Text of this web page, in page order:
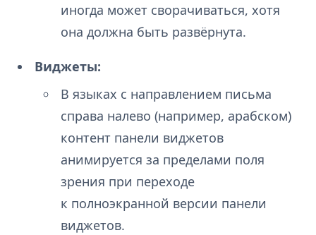
иногда может сворачиваться, хотя
она должна быть развёрнута.
Виджеты:
В языках с направлением письма
справа налево (например, арабском)
контент панели виджетов
анимируется за пределами поля
зрения при переходе
к полноэкранной версии панели
виджетов.